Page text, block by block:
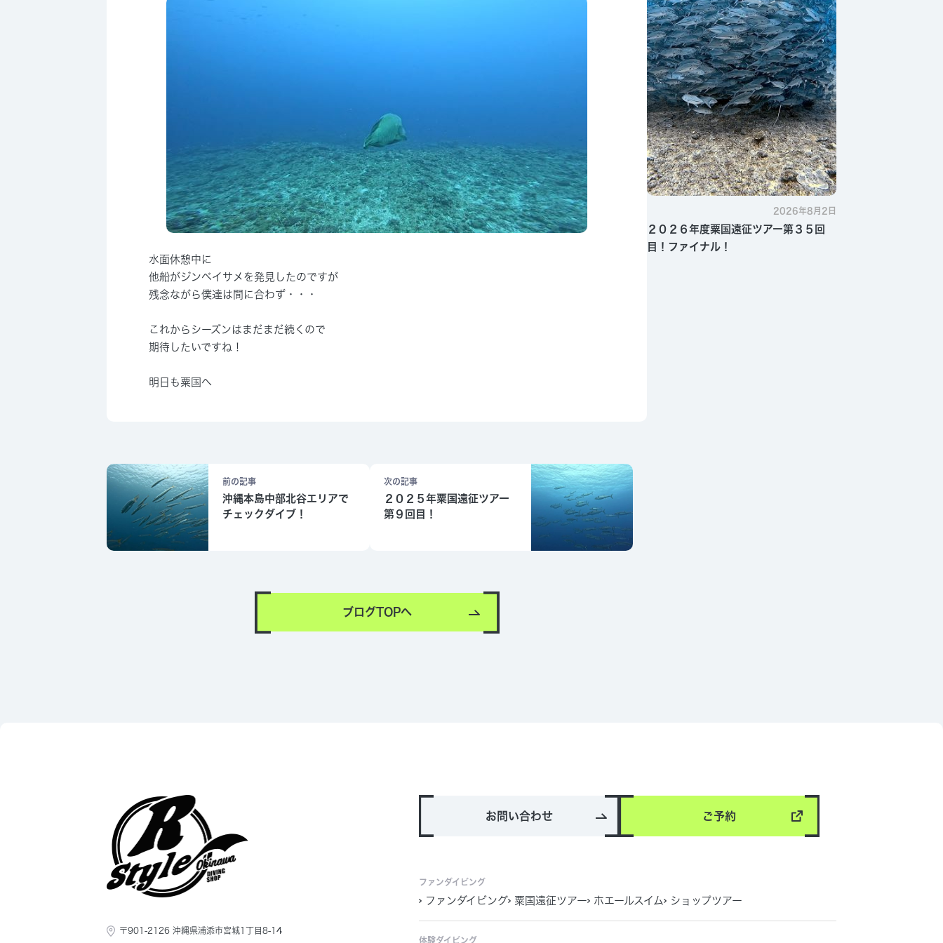
水面休憩中に
他船がジンベイサメを発見したのですが
残念ながら僕達は間に合わず・・・
これからシーズンはまだまだ続くので
期待したいですね！
明日も粟国へ
前の記事
沖縄本島中部北谷エリアで
チェックダイブ！
次の記事
２０２５年粟国遠征ツアー
第９回目！
ブログTOPへ
2026年8月2日
２０２６年度粟国遠征ツアー第３５回
目！ファイナル！
〒901-2126 沖縄県浦添市宮城1丁目8-14
お問い合わせ ご予約
ファンダイビング
ファンダイビング 粟国遠征ツアー ホエールスイム ショップツアー
体験ダイビング